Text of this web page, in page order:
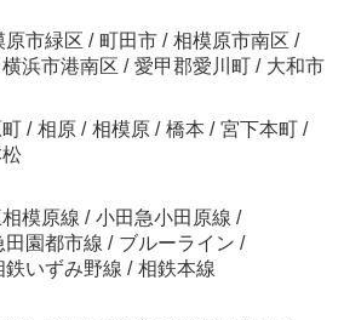
原市緑区 / 町田市 / 相模原市南区 /
横浜市港南区 / 愛甲郡愛川町 / 大和市
/ 相原 / 相模原 / 橋本 / 宮下本町 /
模原線 / 小田急小田原線 /
田園都市線 / ブルーライン /
鉄いずみ野線 / 相鉄本線